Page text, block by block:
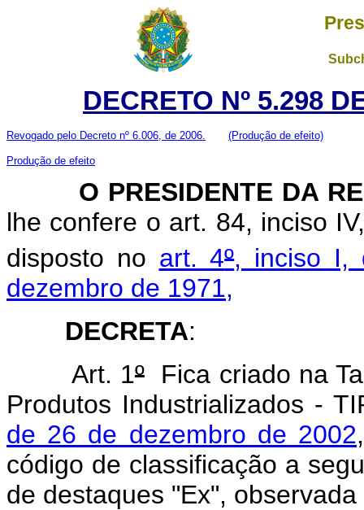
DECRETO Nº 5.298
Revogado pelo Decreto nº 6.006, de 2006. (Produção de efeito)
Produção de efeito
O PRESIDENTE DA
lhe confere o art. 84, inciso
disposto no art. 4º, inciso I,
dezembro de 1971,
DECRETA:
Art. 1ºFica criado na
Produtos Industrializados -
de 26 de dezembro de 2002
código de classificação a
de destaques "Ex",